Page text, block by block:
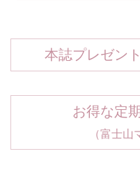
本誌プレゼン
お得な定
（富士山